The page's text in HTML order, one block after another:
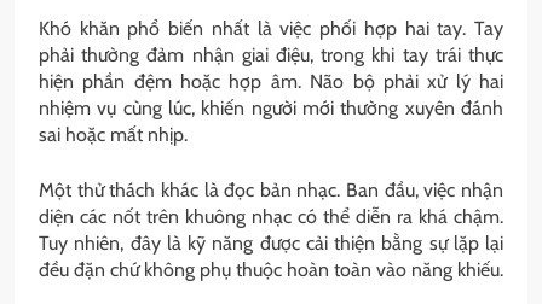
Khó khăn phổ biến nhất là việc phối hợp hai tay. Tay
phải thường đảm nhận giai điệu, trong khi tay trái thực
hiện phần đệm hoặc hợp âm. Não bộ phải xử lý hai
nhiệm vụ cùng lúc, khiến người mới thường xuyên đánh
sai hoặc mất nhịp.
Một thử thách khác là đọc bản nhạc. Ban đầu, việc nhận
diện các nốt trên khuông nhạc có thể diễn ra khá chậm.
Tuy nhiên, đây là kỹ năng được cải thiện bằng sự lặp lại
đều đặn chứ không phụ thuộc hoàn toàn vào năng khiếu.